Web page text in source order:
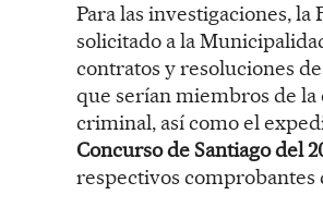
Para las investigaciones, la
solicitado a la
contratos y resoluciones
que serían miembros de la
criminal, así como el
Concurso de Santiago del
respectivos comprobantes